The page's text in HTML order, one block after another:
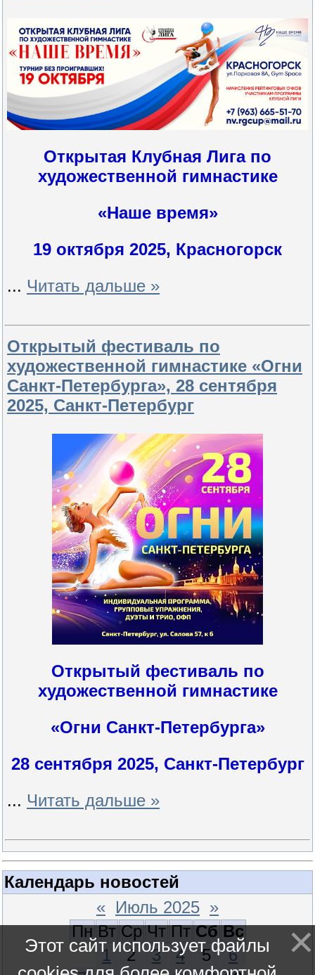
Открытая Клубная Лига по
художественной гимнастике
«Наше время»
19 октября 2025, Красногорск
... Читать дальше »
Открытый фестиваль по
художественной гимнастике «Огни
Санкт-Петербурга», 28 сентября
2025, Санкт-Петербург
Открытый фестиваль по
художественной гимнастике
«Огни Санкт-Петербурга»
28 сентября 2025, Санкт-Петербург
... Читать дальше »
Календарь новостей
« Июль 2025 »
Пн Вт Ср Чт Пт Сб Вс
1
2 3 4 5
6
Этот сайт использует файлы